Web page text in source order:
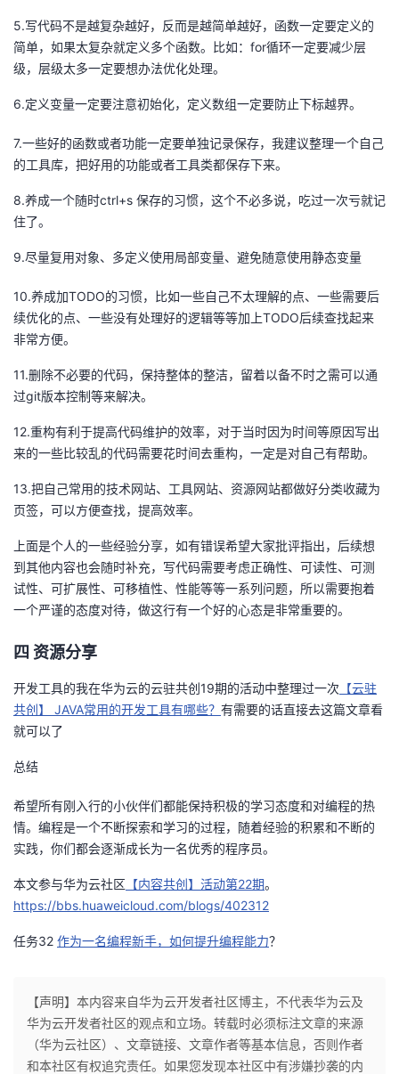
5.写代码不是越复杂越好，反而是越简单越好，函数一定要定义的
简单，如果太复杂就定义多个函数。比如：for循环一定要减少层
级，层级太多一定要想办法优化处理。
6.定义变量一定要注意初始化，定义数组一定要防止下标越界。
7.一些好的函数或者功能一定要单独记录保存，我建议整理一个自己
的工具库，把好用的功能或者工具类都保存下来。
8.养成一个随时ctrl+s 保存的习惯，这个不必多说，吃过一次亏就记
住了。
9.尽量复用对象、多定义使用局部变量、避免随意使用静态变量
10.养成加TODO的习惯，比如一些自己不太理解的点、一些需要后
续优化的点、一些没有处理好的逻辑等等加上TODO后续查找起来
非常方便。
11.删除不必要的代码，保持整体的整洁，留着以备不时之需可以通
过git版本控制等来解决。
12.重构有利于提高代码维护的效率，对于当时因为时间等原因写出
来的一些比较乱的代码需要花时间去重构，一定是对自己有帮助。
13.把自己常用的技术网站、工具网站、资源网站都做好分类收藏为
页签，可以方便查找，提高效率。
上面是个人的一些经验分享，如有错误希望大家批评指出，后续想
到其他内容也会随时补充，写代码需要考虑正确性、可读性、可测
试性、可扩展性、可移植性、性能等等一系列问题，所以需要抱着
一个严谨的态度对待，做这行有一个好的心态是非常重要的。
四 资源分享
开发工具的我在华为云的云驻共创19期的活动中整理过一次 【云驻
共创】 JAVA常用的开发工具有哪些？ 有需要的话直接去这篇文章看
就可以了
总结
希望所有刚入行的小伙伴们都能保持积极的学习态度和对编程的热
情。编程是一个不断探索和学习的过程，随着经验的积累和不断的
实践，你们都会逐渐成长为一名优秀的程序员。
本文参与华为云社区 【内容共创】活动第22期。
https://bbs.huaweicloud.com/blogs/402312
任务32 作为一名编程新手，如何提升编程能力？
【声明】本内容来自华为云开发者社区博主，不代表华为云及
华为云开发者社区的观点和立场。转载时必须标注文章的来源
（华为云社区）、文章链接、文章作者等基本信息，否则作者
和本社区有权追究责任。如果您发现本社区中有涉嫌抄袭的内